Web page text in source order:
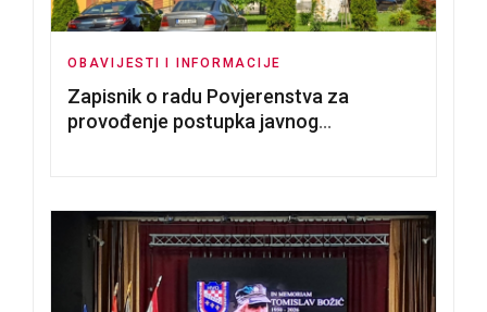
OBAVIJESTI I INFORMACIJE
Zapisnik o radu Povjerenstva za
provođenje postupka javnog